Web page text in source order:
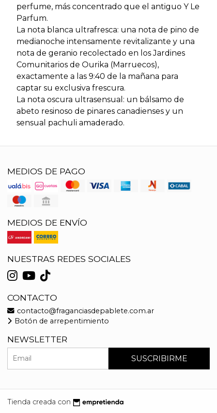
perfume, más concentrado que el antiguo Y Le
Parfum.
La nota blanca ultrafresca: una nota de pino de
medianoche intensamente revitalizante y una
nota de geranio recolectado en los Jardines
Comunitarios de Ourika (Marruecos),
exactamente a las 9:40 de la mañana para
captar su exclusiva frescura.
La nota oscura ultrasensual: un bálsamo de
abeto resinoso de pinares canadienses y un
sensual pachuli amaderado.
MEDIOS DE PAGO
MEDIOS DE ENVÍO
NUESTRAS REDES SOCIALES
CONTACTO
contacto@fraganciasdepablete.com.ar
Botón de arrepentimiento
NEWSLETTER
SUSCRIBIRME
Tienda creada con